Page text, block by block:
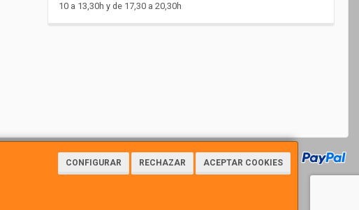
CONFIGURAR RECHAZAR ACEPTAR COOKIES
10 a 13,30h y de 17,30 a 20,30h